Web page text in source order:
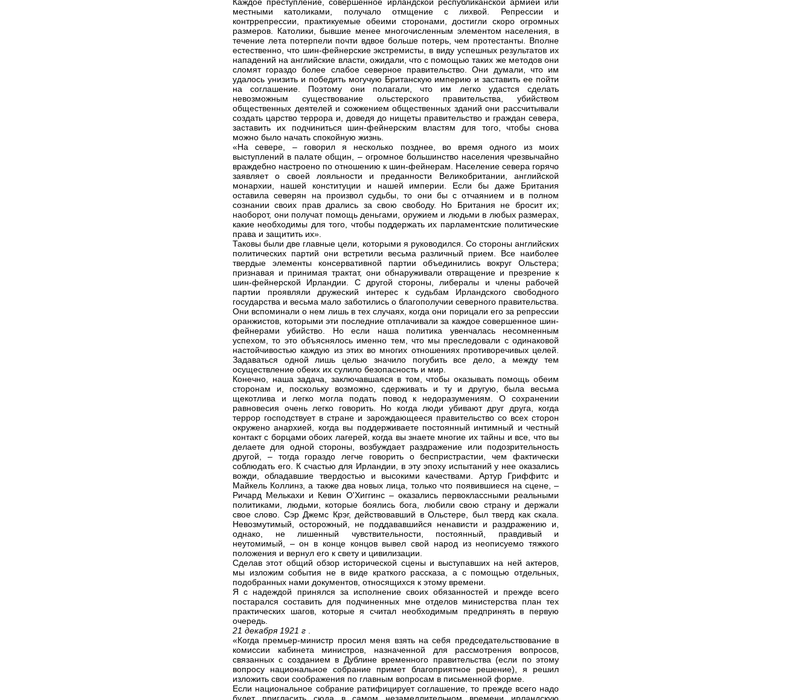
местными католиками, получало отмщение с лихвой. Репрессии и
контррепрессии, практикуемые обеими сторонами, достигли скоро огромных
размеров. Католики, бывшие менее многочисленным элементом населения, в
течение лета потерпели почти вдвое больше потерь, чем протестанты. Вполне
естественно, что шин-фейнерские экстремисты, в виду успешных результатов их
нападений на английские власти, ожидали, что с помощью таких же методов они
сломят гораздо более слабое северное правительство. Они думали, что им
удалось унизить и победить могучую Британскую империю и заставить ее пойти
на соглашение. Поэтому они полагали, что им легко удастся сделать
невозможным существование ольстерского правительства, убийством
общественных деятелей и сожжением общественных зданий они рассчитывали
создать царство террора и, доведя до нищеты правительство и граждан севера,
заставить их подчиниться шин-фейнерским властям для того, чтобы снова
можно было начать спокойную жизнь.
«На севере, – говорил я несколько позднее, во время одного из моих
выступлений в палате общин, – огромное большинство населения чрезвычайно
враждебно настроено по отношению к шин-фейнерам. Население севера горячо
заявляет о своей лояльности и преданности Великобритании, английской
монархии, нашей конституции и нашей империи. Если бы даже Британия
оставила северян на произвол судьбы, то они бы с отчаянием и в полном
сознании своих прав дрались за свою свободу. Но Британия не бросит их;
наоборот, они получат помощь деньгами, оружием и людьми в любых размерах,
какие необходимы для того, чтобы поддержать их парламентские политические
права и защитить их».
Таковы были две главные цели, которыми я руководился. Со стороны английских
политических партий они встретили весьма различный прием. Все наиболее
твердые элементы консервативной партии объединились вокруг Ольстера;
признавая и принимая трактат, они обнаруживали отвращение и презрение к
шин-фейнерской Ирландии. С другой стороны, либералы и члены рабочей
партии проявляли дружеский интерес к судьбам Ирландского свободного
государства и весьма мало заботились о благополучии северного правительства.
Они вспоминали о нем лишь в тех случаях, когда они порицали его за репрессии
оранжистов, которыми эти последние отплачивали за каждое совершенное шин-
фейнерами убийство. Но если наша политика увенчалась несомненным
успехом, то это объяснялось именно тем, что мы преследовали с одинаковой
настойчивостью каждую из этих во многих отношениях противоречивых целей.
Задаваться одной лишь целью значило погубить все дело, а между тем
осуществление обеих их сулило безопасность и мир.
Конечно, наша задача, заключавшаяся в том, чтобы оказывать помощь обеим
сторонам и, поскольку возможно, сдерживать и ту и другую, была весьма
щекотлива и легко могла подать повод к недоразумениям. О сохранении
равновесия очень легко говорить. Но когда люди убивают друг друга, когда
террор господствует в стране и зарождающееся правительство со всех сторон
окружено анархией, когда вы поддерживаете постоянный интимный и честный
контакт с борцами обоих лагерей, когда вы знаете многие их тайны и все, что вы
делаете для одной стороны, возбуждает раздражение или подозрительность
другой, – тогда гораздо легче говорить о беспристрастии, чем фактически
соблюдать его. К счастью для Ирландии, в эту эпоху испытаний у нее оказались
вожди, обладавшие твердостью и высокими качествами. Артур Гриффитс и
Майкель Коллинз, а также два новых лица, только что появившиеся на сцене, –
Ричард Мелькахи и Кевин О'Хиггинс – оказались первоклассными реальными
политиками, людьми, которые боялись бога, любили свою страну и держали
свое слово. Сэр Джемс Крэг, действовавший в Ольстере, был тверд как скала.
Невозмутимый, осторожный, не поддававшийся ненависти и раздражению и,
однако, не лишенный чувствительности, постоянный, правдивый и
неутомимый, – он в конце концов вывел свой народ из неописуемо тяжкого
положения и вернул его к свету и цивилизации.
Сделав этот общий обзор исторической сцены и выступавших на ней актеров,
мы изложим события не в виде краткого рассказа, а с помощью отдельных,
подобранных нами документов, относящихся к этому времени.
Я с надеждой принялся за исполнение своих обязанностей и прежде всего
постарался составить для подчиненных мне отделов министерства план тех
практических шагов, которые я считал необходимым предпринять в первую
очередь.
21 декабря 1921 г
«Когда премьер-министр просил меня взять на себя председательствование в
комиссии кабинета министров, назначенной для рассмотрения вопросов,
связанных с созданием в Дублине временного правительства (если по этому
вопросу национальное собрание примет благоприятное решение), я решил
изложить свои соображения по главным вопросам в письменной форме.
Если национальное собрание ратифицирует соглашение, то прежде всего надо